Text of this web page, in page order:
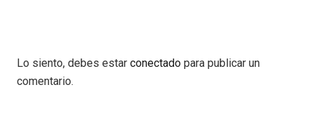
Lo siento, debes estar conectado para publicar un
comentario.